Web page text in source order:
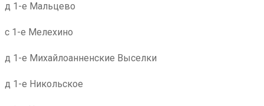
д 1-е Мальцево
с 1-е Мелехино
д 1-е Михайлоанненские Выселки
д 1-е Никольское